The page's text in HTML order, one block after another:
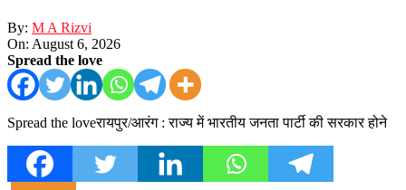
By: M A Rizvi
On: August 6, 2026
Spread the love
Spread the loveरायपुर/आरंग : राज्य में भारतीय जनता पार्टी की सरकार होने